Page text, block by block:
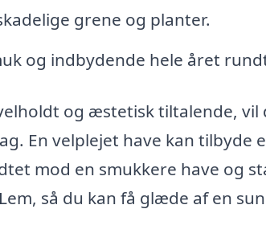
grene og planter.
og indbydende hele året
og æstetisk tiltalende, vil
En velplejet have kan tilbyde
mod en smukkere have og
så du kan få glæde af en